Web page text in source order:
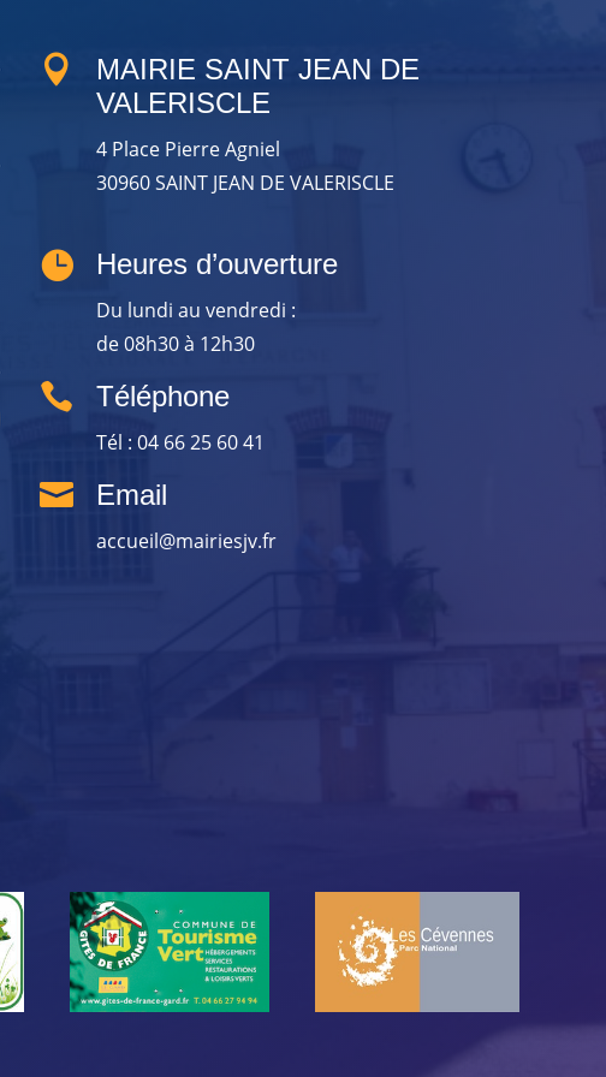

MAIRIE SAINT JEAN DE
VALERISCLE
4 Place Pierre Agniel
30960 SAINT JEAN DE VALERISCLE
 Heures d’ouverture
Du lundi au vendredi :
de 08h30 à 12h30
 Téléphone
Tél : 04 66 25 60 41
 Email
accueil@mairiesjv.fr